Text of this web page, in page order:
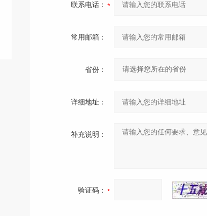
联系电话：
常用邮箱：
省份：
详细地址：
补充说明：
验证码：